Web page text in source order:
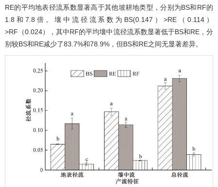
RE的平均地表径流系数显著高于其他坡耕地类型，分别为BS和RF的
1.8和7.8倍。壤中流径流系数为BS(0.147）>RE（0.114）
>RF（0.024），其中RF的平均壤中流径流系数显著低于BS和RE，分
别较BS和RE减少了83.7%和78.9%，但BS和RE之间无显著差异。